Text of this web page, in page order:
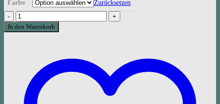
Farbe Zurücksetzen
Haargummi
LULU
STRIPES
In den Warenkorb